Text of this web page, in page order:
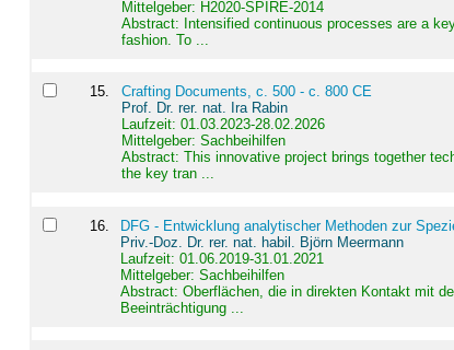
Mittelgeber: H2020-SPIRE-2014
Abstract: Intensified continuous processes are a
fashion. To ...
15.
Crafting Documents, c. 500 - c. 800 CE
Prof. Dr. rer. nat. Ira Rabin
Laufzeit: 01.03.2023-28.02.2026
Mittelgeber: Sachbeihilfen
Abstract: This innovative project brings together
the key tran ...
16
DFG - Entwicklung analytischer Methoden zur
Priv.-Doz. Dr. rer. nat. habil. Björn Meermann
Laufzeit: 01.06.2019-31.01.2021
Mittelgeber: Sachbeihilfen
Abstract:Oberflächen, die in direkten Kontakt mit
Beeinträchtigung ...